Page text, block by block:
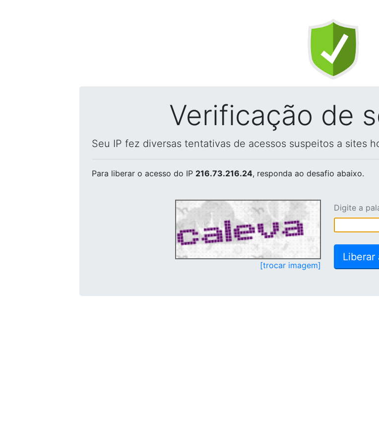
Verificação de
Seu IP fez diversas tentativas de acessos suspeitos a sites
Para liberar o acesso do IP 216.73.216.24, responda ao desafio abaixo.
[trocar imagem]
Digite a